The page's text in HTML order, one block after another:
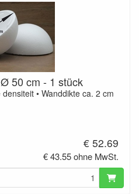
50 cm - 1 stück
• Wanddikte ca. 2 cm
€ 52.69
€ 43.55 ohne MwSt.